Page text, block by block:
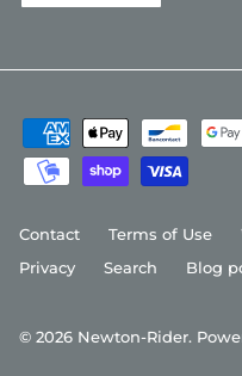
Contact Terms of Use
Privacy
Search Blog
© 2026 Newton-Rider.